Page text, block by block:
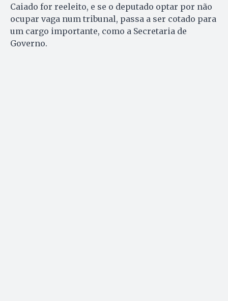
Caiado for reeleito, e se o deputado optar por não
ocupar vaga num tribunal, passa a ser cotado para
um cargo importante, como a Secretaria de
Governo.